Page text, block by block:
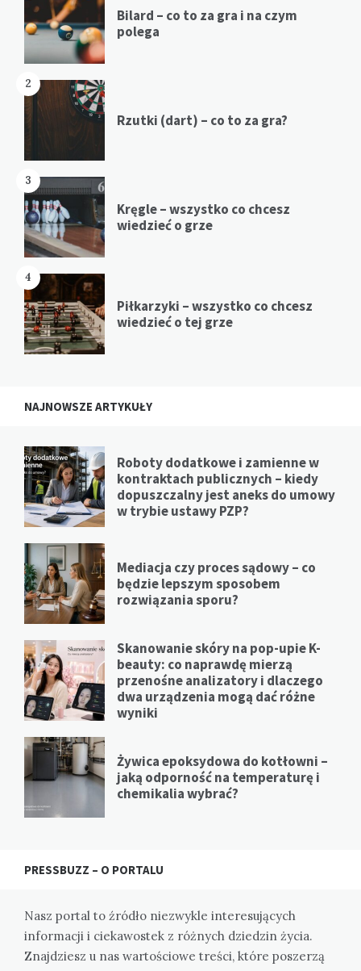
Bilard – co to za gra i na czym
polega
2
Rzutki (dart) – co to za gra?
3
Kręgle – wszystko co chcesz
wiedzieć o grze
4
Piłkarzyki – wszystko co chcesz
wiedzieć o tej grze
NAJNOWSZE ARTYKUŁY
Roboty dodatkowe i zamienne w
kontraktach publicznych – kiedy
dopuszczalny jest aneks do umowy
w trybie ustawy PZP?
Mediacja czy proces sądowy – co
będzie lepszym sposobem
rozwiązania sporu?
Skanowanie skóry na pop-upie K-
beauty: co naprawdę mierzą
przenośne analizatory i dlaczego
dwa urządzenia mogą dać różne
wyniki
Żywica epoksydowa do kotłowni –
jaką odporność na temperaturę i
chemikalia wybrać?
PRESSBUZZ – O PORTALU
Nasz portal to źródło niezwykle interesujących
informacji i ciekawostek z różnych dziedzin życia.
Znajdziesz u nas wartościowe treści, które poszerzą